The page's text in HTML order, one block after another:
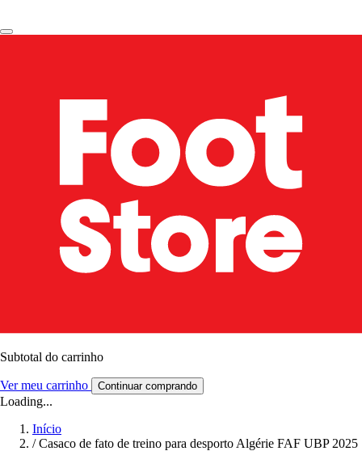
Subtotal do carrinho
Ver meu carrinho Continuar comprando
Loading...
Início
/ Casaco de fato de treino para desporto Algérie FAF UBP 2025